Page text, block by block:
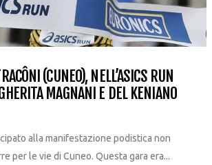
(CUNEO), NELL’ASICS RUN
MAGNANI E DEL KENIANO
alla manifestazione podistica non
per le vie di Cuneo. Questa gara era...